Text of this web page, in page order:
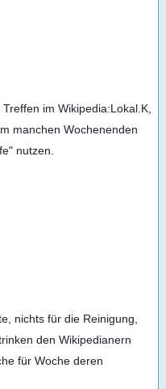
im Wikipedia:Lokal.K,
manchen Wochenenden
nutzen.
nichts für die Reinigung,
den Wikipedianern
für Woche deren